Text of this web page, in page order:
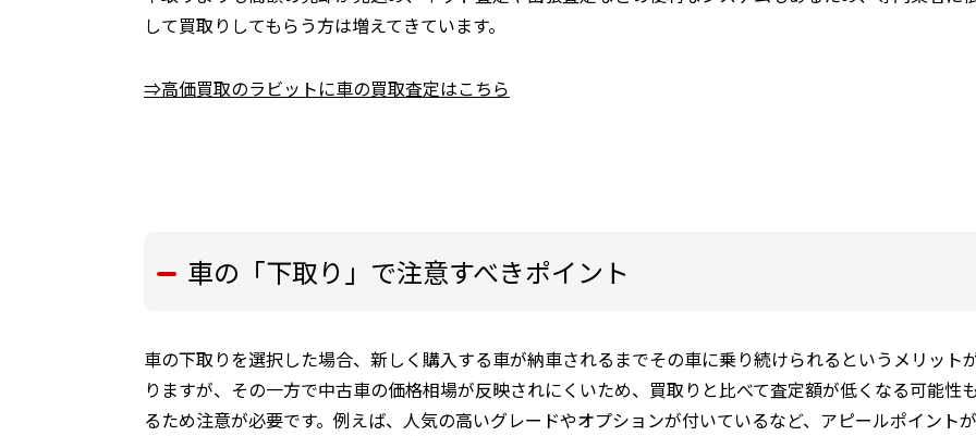
して買取りしてもらう方は増えてきています。
⇒高価買取のラビットに車の買取査定はこちら
車の「下取り」で注意すべきポイント
車の下取りを選択した場合、新しく購入する車が納車されるまでその車に乗り続けられるというメリット
りますが、その一方で中古車の価格相場が反映されにくいため、買取りと比べて査定額が低くなる可能性
るため注意が必要です。例えば、人気の高いグレードやオプションが付いているなど、アピールポイント